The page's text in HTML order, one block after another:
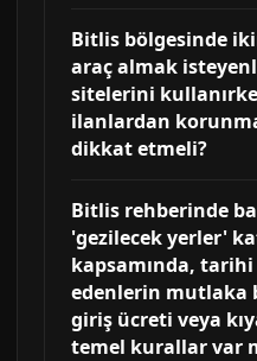
Bitlis bölgesinde
araç almak
sitelerini
ilanlardan
dikkat etmeli?
Bitlis rehberinde
'gezilecek yerler'
kapsamında, tarihi
edenlerin mutlaka
giriş ücreti veya
temel kurallar var